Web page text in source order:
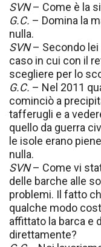
SVN– Come è la
G.C. – Domina la
nulla.
SVN– Secondo lei
caso in cui con il
scegliere per lo
G.C. – Nel 2011
cominciò a
tafferugli e a
quello da guerra
le isole erano
nulla.
SVN– Come vi
delle barche alle
problemi. Il fatto
qualche modo
affittato la barca e
direttamente?